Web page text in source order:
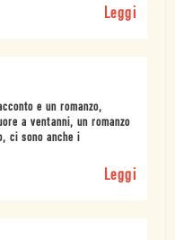
Leggi
e un romanzo,
a ventanni, un romanzo
ci sono anche i
Leggi